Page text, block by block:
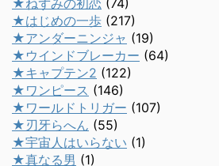
★ねずみの初恋 (74)
★はじめの一歩 (217)
★アンダーニンジャ (19)
★ウインドブレーカー (64)
★キャプテン2 (122)
★ワンピース (146)
★ワールドトリガー (107)
★刃牙らへん (55)
★宇宙人はいらない (1)
★真なる男 (1)